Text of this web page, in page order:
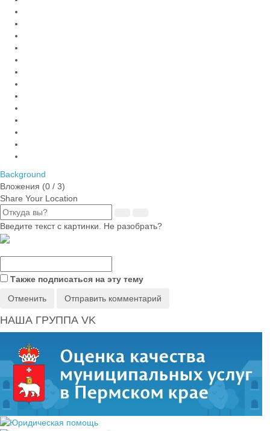
Background
Вложения (0 / 3)
Share Your Location
Введите текст с картинки. Не разобрать?
Также подписаться на эту тему
Отменить
Отправить комментарий
НАША ГРУППА VK